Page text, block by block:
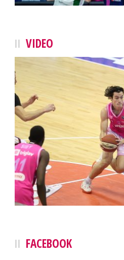
VIDEO
FACEBOOK